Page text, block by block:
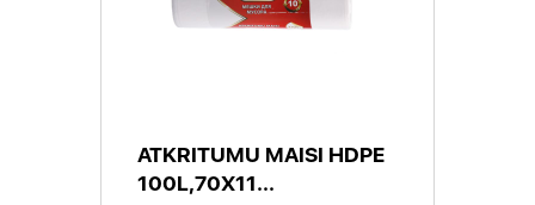
ATKRITUMU MAISI HDPE
100L,70X11...